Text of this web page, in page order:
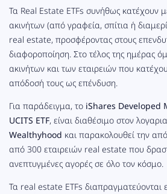
Τα Real Estate ETFs συνήθως κατέχουν
ακινήτων (από γραφεία, σπίτια ή
real estate, προσφέροντας στους
διαφοροποίηση. Στο τέλος της ημέρας
ακινήτων και των εταιρειών που
απόδοσή τους ως επένδυση.
Για παράδειγμα, το iShares Developed
UCITS ETF, είναι διαθέσιμο στον
Wealthyhood και παρακολουθεί την
από 300 εταιρειών real estate που
ανεπτυγμένες αγορές σε όλο τον κόσμο.
Τα real estate ETFs διαπραγματεύονται